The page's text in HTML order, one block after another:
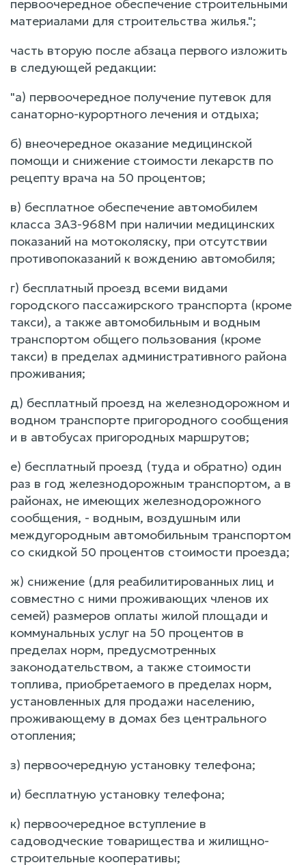
первоочередное обеспечение строительными
материалами для строительства жилья.";
часть вторую после абзаца первого изложить
в следующей редакции:
"а) первоочередное получение путевок для
санаторно-курортного лечения и отдыха;
б) внеочередное оказание медицинской
помощи и снижение стоимости лекарств по
рецепту врача на 50 процентов;
в) бесплатное обеспечение автомобилем
класса ЗАЗ-968М при наличии медицинских
показаний на мотоколяску, при отсутствии
противопоказаний к вождению автомобиля;
г) бесплатный проезд всеми видами
городского пассажирского транспорта (кроме
такси), а также автомобильным и водным
транспортом общего пользования (кроме
такси) в пределах административного района
проживания;
д) бесплатный проезд на железнодорожном и
водном транспорте пригородного сообщения
и в автобусах пригородных маршрутов;
е) бесплатный проезд (туда и обратно) один
раз в год железнодорожным транспортом, а в
районах, не имеющих железнодорожного
сообщения, - водным, воздушным или
междугородным автомобильным транспортом
со скидкой 50 процентов стоимости проезда;
ж) снижение (для реабилитированных лиц и
совместно с ними проживающих членов их
семей) размеров оплаты жилой площади и
коммунальных услуг на 50 процентов в
пределах норм, предусмотренных
законодательством, а также стоимости
топлива, приобретаемого в пределах норм,
установленных для продажи населению,
проживающему в домах без центрального
отопления;
з) первоочередную установку телефона;
и) бесплатную установку телефона;
к) первоочередное вступление в
садоводческие товарищества и жилищно-
строительные кооперативы;